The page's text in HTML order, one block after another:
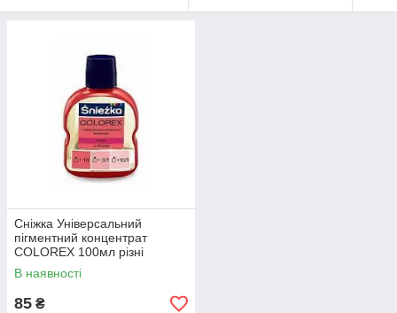
Сніжка Універсальний
пігментний концентрат
COLOREX 100мл різні
кольори
В наявності
85 ₴